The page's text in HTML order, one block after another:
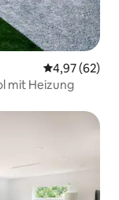
4,97 (62)
mit Heizung